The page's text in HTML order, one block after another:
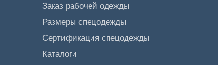
Заказ рабочей одежды
Размеры спецодежды
Сертификация спецодежды
Каталоги